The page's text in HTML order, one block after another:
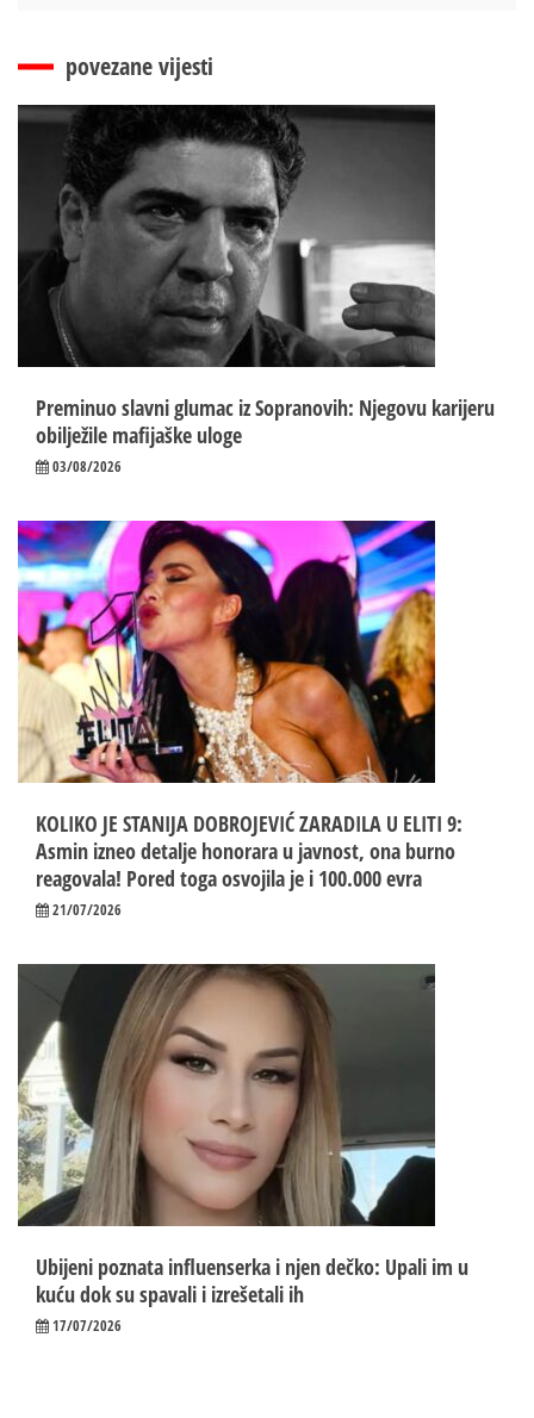
povezane vijesti
Preminuo slavni glumac iz Sopranovih: Njegovu karijeru
obilježile mafijaške uloge
03/08/2026
KOLIKO JE STANIJA DOBROJEVIĆ ZARADILA U ELITI 9:
Asmin izneo detalje honorara u javnost, ona burno
reagovala! Pored toga osvojila je i 100.000 evra
21/07/2026
Ubijeni poznata influenserka i njen dečko: Upali im u
kuću dok su spavali i izrešetali ih
17/07/2026